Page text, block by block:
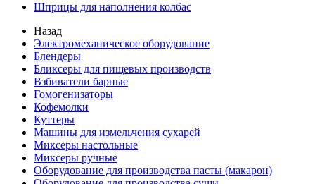
Шприцы для наполнения колбас
Назад
Электромеханическое оборудование
Блендеры
Бликсеры для пищевых производств
Взбиватели барные
Гомогенизаторы
Кофемолки
Куттеры
Машины для измельчения сухарей
Миксеры настольные
Миксеры ручные
Оборудование для производства пасты (макарон)